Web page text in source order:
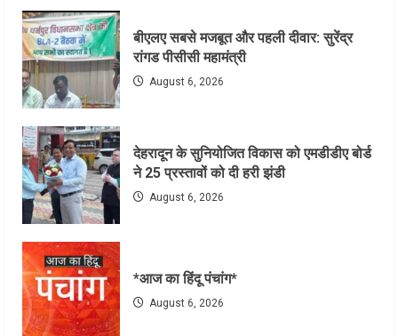
बीएलए सबसे मजबूत और पहली दीवार: सुरेंद्र
रांगड पीसीसी महामंत्री
August 6, 2026
देहरादून के सुनियोजित विकास को एमडीडीए बोर्ड
ने 25 प्रस्तावों को दी हरी झंडी
August 6, 2026
*आज का हिंदू पंचांग*
August 6, 2026